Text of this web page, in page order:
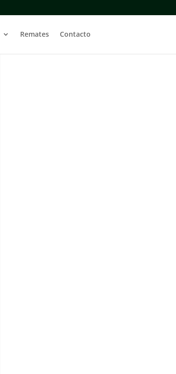
Remates Contacto